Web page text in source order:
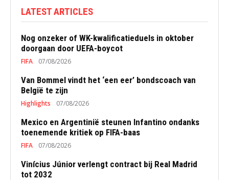
LATEST ARTICLES
Nog onzeker of WK-kwalificatieduels in oktober
doorgaan door UEFA-boycot
FIFA 07/08/2026
Van Bommel vindt het ‘een eer’ bondscoach van
België te zijn
Highlights 07/08/2026
Mexico en Argentinië steunen Infantino ondanks
toenemende kritiek op FIFA-baas
FIFA 07/08/2026
Vinícius Júnior verlengt contract bij Real Madrid
tot 2032